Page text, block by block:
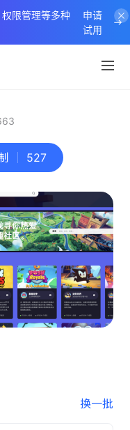
限管理等多种
申请
试用
527
换一批